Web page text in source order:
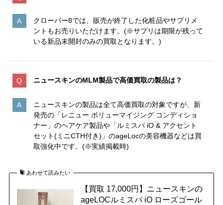
クローバー8では、販売が終了した化粧品やサプリメ
ントもお売りいただけます。(※サプリは期限が残って
いる新品未開封のみの買取となります。)
ニュースキンのMLM製品で高価買取の製品は？
ニュースキンの製品は全て高価買取の対象ですが、新
発売の「レニュー ボリューマイジング コンディショ
ナー」のヘアケア製品や「ルミスパ iO & アクセント
セット(ミニCTH付き)」のageLocの美容機器などは買
取強化中です。(※実績掲載時)
あわせて読みたい
【買取 17,000円】ニュースキンの
ageLOCルミスパ iO ローズゴール